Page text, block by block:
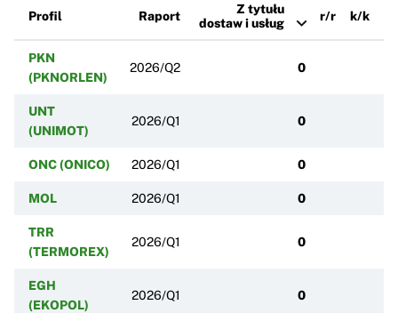
Profil Raport
Z tytułu
dostaw i usług
r/r k/k
PKN
(PKNORLEN)
2026/Q2 0
UNT
(UNIMOT)
2026/Q1 0
ONC (ONICO) 2026/Q1 0
MOL 2026/Q1 0
TRR
(TERMOREX)
2026/Q1 0
EGH
(EKOPOL)
2026/Q1 0